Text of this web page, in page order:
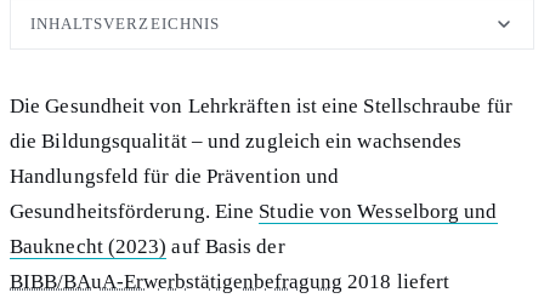
INHALTSVERZEICHNIS
Die Gesundheit von Lehrkräften ist eine Stellschraube für
die Bildungsqualität – und zugleich ein wachsendes
Handlungsfeld für die Prävention und
Gesundheitsförderung. Eine Studie von Wesselborg und
Bauknecht (2023) auf Basis der
BIBB/BAuA-Erwerbstätigenbefragung 2018 liefert